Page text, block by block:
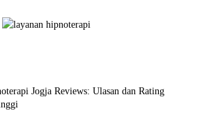
Jogja Reviews: Ulasan dan Rating